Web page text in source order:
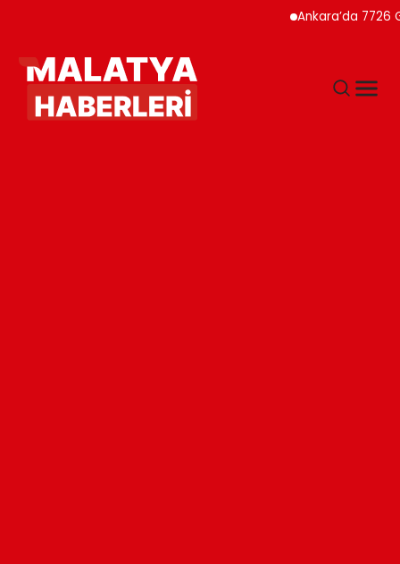
Ankara’da 7726